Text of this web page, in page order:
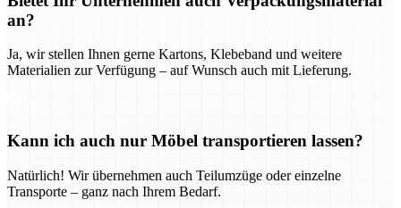
an?
Ja, wir stellen Ihnen gerne Kartons, Klebeband und weitere
Materialien zur Verfügung – auf Wunsch auch mit Lieferung.
Kann ich auch nur Möbel transportieren lassen?
Natürlich! Wir übernehmen auch Teilumzüge oder einzelne
Transporte – ganz nach Ihrem Bedarf.